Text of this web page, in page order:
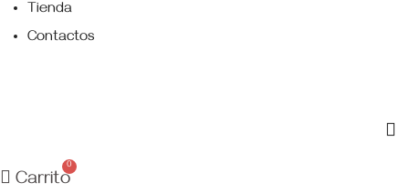
Tienda
Contactos
Carrito